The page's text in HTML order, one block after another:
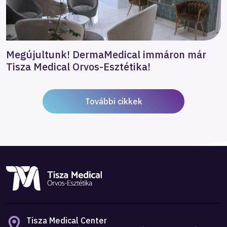
Megújultunk! DermaMedical immáron már
Tisza Medical Orvos-Esztétika!
További cikkek
Tisza Medical Center